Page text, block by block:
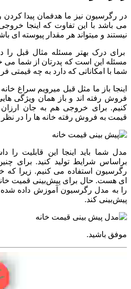
در رگرسیون نیز ما هدفمان پیدا
می باشد با این تفاوت که اینجا
نیستند و میتواند هر مقدار پیوسته ای
برای درک بهتر مسئله مثال قبل را
مسئله این است که پدرتان از شما می
شما با امکاناتی که دارد به چه
اینجا باز ما مثل قبل میرویم سراغ
فروش رفته اند و باز همان ویژگی
کنیم. برای خروجی هم به جان ارزان
قیمت به فروش رفته خانه ها را در
مدل شما باید اینجا این قابلیت را
براساس شرایط تولید کنید. برای
رگرسیون استفاده می کنیم. زیرا
ای هست. حال برای پیش‌بینی قمیت
را به مدل رگرسیون آموزش داده شده
پیش‌بینی کند.
موفق باشید.